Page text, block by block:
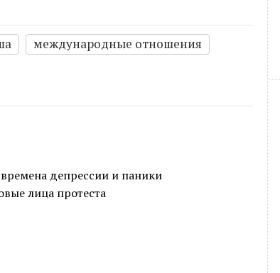
международные отношения
депрессии и паники
лица протеста